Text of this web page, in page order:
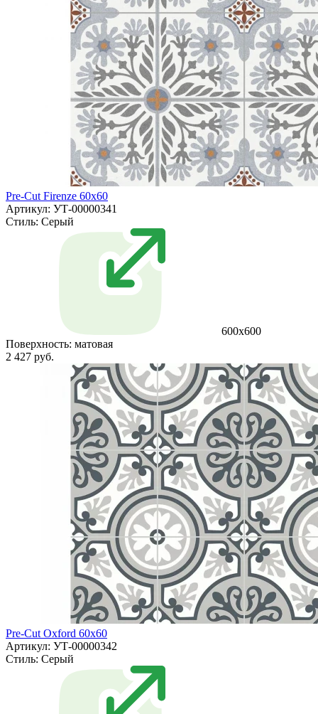
Pre-Cut Firenze 60x60
Артикул: УТ-00000341
Стиль: Серый
600x600
Поверхность: матовая
2 427 руб.
Pre-Cut Oxford 60x60
Артикул: УТ-00000342
Стиль: Серый